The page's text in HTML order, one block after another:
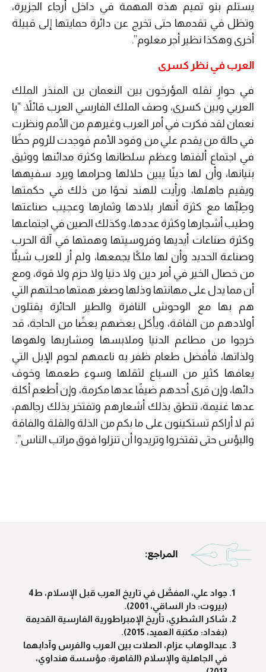
يستلم بنو تميم هذه المهمة في داخل أرجاء الجزيرة،
وتظل في تقدمها حتى تخرج عن دائرة حمايتها إلى قبيلة
أخرى وهكذا نظير أجر معلوم”.
العرب في نظر كسرى
في حوارٍ نقله المؤرخون بين النعمان بن المنذر الملك
العربي وبين كسرى، وصف الملك الفارسي العرب قائلاً: “يا
نعمان لقد فكرت في أمر العرب وغيرهم من الأمم ونظرت
في حالة من يقدم علي من وفود الأمم فوجدت للروم حظًا
في اجتماع ألفتها وعظم سلطانها وكثرة مدائنها ووثيق
بنيانها، وأن لها دينًا يبين حلالها وحرامها ويرد سفيهها
ويقيم جاهلها، ورأيت للهند نحوًا من ذلك في حكمتها
وطِبِّها مع كثرة أنهار بلادها وثمارها وعجيب صناعتها
وطيب أشجارها وكثرة عددها، وكذلك الصين في اجتماعها
وكثرة صناعات أيديها وفروسيتها وهمتها في آلة الحرب
وصناعة الحديد وأن لها ملكًا يجمعها، ولم أر للعرب شيئًا
من خصال الخير في أمر دين ولا دنيا ولا حزم ولا قوة، ومع
أن مما يدل على مهانتها وذلها وصغر همتها محلتهم التي
هم بها مع الوحوش النافرة والطير الحائرة يقتلون
أولادهم من الفاقة، ويأكل بعضهم بعضًا من الحاجة، قد
خرجوا من مطاعم الدنيا وملابسها ومشاربها ولهوها
ولذاتها، فأفضل طعام ظفر به ناعمهم لحوم الإبل التي
يعافها كثير من السباع لثقلها وسوء طعمها وخوف
دائها، وإن قرى أحدهم ضيفًا عدها مكرمة، وإن أطعم أكلة
عدها غنيمة، تنطق بذلك أشعارهم وتفتخر بذلك رجالهم،
ثم لا أراكم تستكينون على ما بكم من الذلة والقلة والفاقة
والبؤس حتى تفتخروا وتريدوا أن تنزلوا فوق مراتب الناس”.
جواد علي، المفصَّل في تاريخ العرب قبل الإسلام، ط4
(بيروت: دار الساقي، 2001).
شاكر الشطري، تأريخ الإمبراطورية الفارسية القديمة
(بغداد: مكتبة العميد، 2015).
عبدالوهاب عزام، الصلات بين العرب والفرس وآدابهما
في الجاهلية والإسلام (القاهرة: مؤسسة هنداوي،